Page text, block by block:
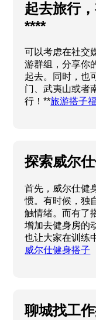
起去旅行
****
可以考虑在社交
游群组，分享你
起去。同时，也
门、武夷山或者
行！**旅游搭子
探索威尔
首先，威尔仕健
惯。有时候，独
触情绪。而有了
增加去健身房的
也让大家在训练
威尔仕健身搭子
聊城找工